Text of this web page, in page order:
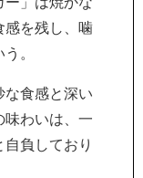
感を残し、噛
。
な食感と深い
味わいは、一
負しており